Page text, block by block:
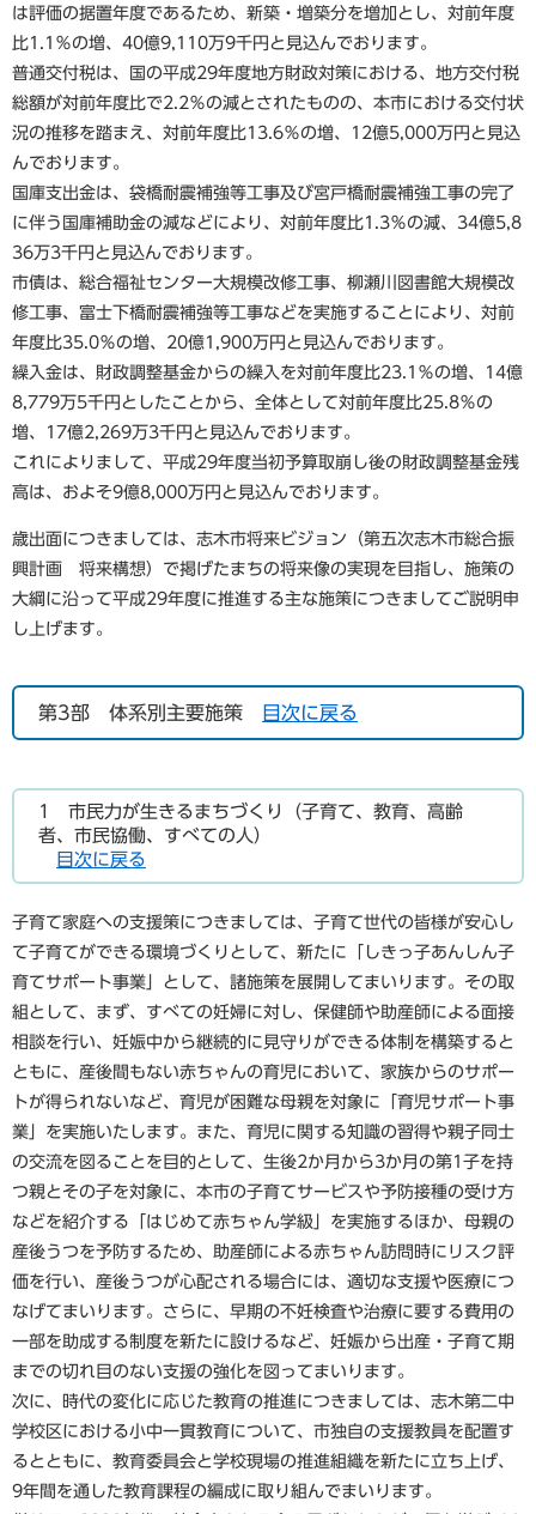
は評価の据置年度であるため、新築・増築分を増加とし、対前年度
比1.1％の増、40億9,110万9千円と見込んでおります。
普通交付税は、国の平成29年度地方財政対策における、地方交付税
総額が対前年度比で2.2％の減とされたものの、本市における交付状
況の推移を踏まえ、対前年度比13.6％の増、12億5,000万円と見込
んでおります。
国庫支出金は、袋橋耐震補強等工事及び宮戸橋耐震補強工事の完了
に伴う国庫補助金の減などにより、対前年度比1.3％の減、34億5,8
36万3千円と見込んでおります。
市債は、総合福祉センター大規模改修工事、柳瀬川図書館大規模改
修工事、富士下橋耐震補強等工事などを実施することにより、対前
年度比35.0％の増、20億1,900万円と見込んでおります。
繰入金は、財政調整基金からの繰入を対前年度比23.1％の増、14億
8,779万5千円としたことから、全体として対前年度比25.8％の
増、17億2,269万3千円と見込んでおります。
これによりまして、平成29年度当初予算取崩し後の財政調整基金残
高は、およそ9億8,000万円と見込んでおります。
歳出面につきましては、志木市将来ビジョン（第五次志木市総合振
興計画 将来構想）で掲げたまちの将来像の実現を目指し、施策の
大綱に沿って平成29年度に推進する主な施策につきましてご説明申
し上げます。
第3部 体系別主要施策 目次に戻る
1 市民力が生きるまちづくり（子育て、教育、高齢
者、市民協働、すべての人）
目次に戻る
子育て家庭への支援策につきましては、子育て世代の皆様が安心し
て子育てができる環境づくりとして、新たに「しきっ子あんしん子
育てサポート事業」として、諸施策を展開してまいります。その取
組として、まず、すべての妊婦に対し、保健師や助産師による面接
相談を行い、妊娠中から継続的に見守りができる体制を構築すると
ともに、産後間もない赤ちゃんの育児において、家族からのサポー
トが得られないなど、育児が困難な母親を対象に「育児サポート事
業」を実施いたします。また、育児に関する知識の習得や親子同士
の交流を図ることを目的として、生後2か月から3か月の第1子を持
つ親とその子を対象に、本市の子育てサービスや予防接種の受け方
などを紹介する「はじめて赤ちゃん学級」を実施するほか、母親の
産後うつを予防するため、助産師による赤ちゃん訪問時にリスク評
価を行い、産後うつが心配される場合には、適切な支援や医療につ
なげてまいります。さらに、早期の不妊検査や治療に要する費用の
一部を助成する制度を新たに設けるなど、妊娠から出産・子育て期
までの切れ目のない支援の強化を図ってまいります。
次に、時代の変化に応じた教育の推進につきましては、志木第二中
学校区における小中一貫教育について、市独自の支援教員を配置す
るとともに、教育委員会と学校現場の推進組織を新たに立ち上げ、
9年間を通した教育課程の編成に取り組んでまいります。